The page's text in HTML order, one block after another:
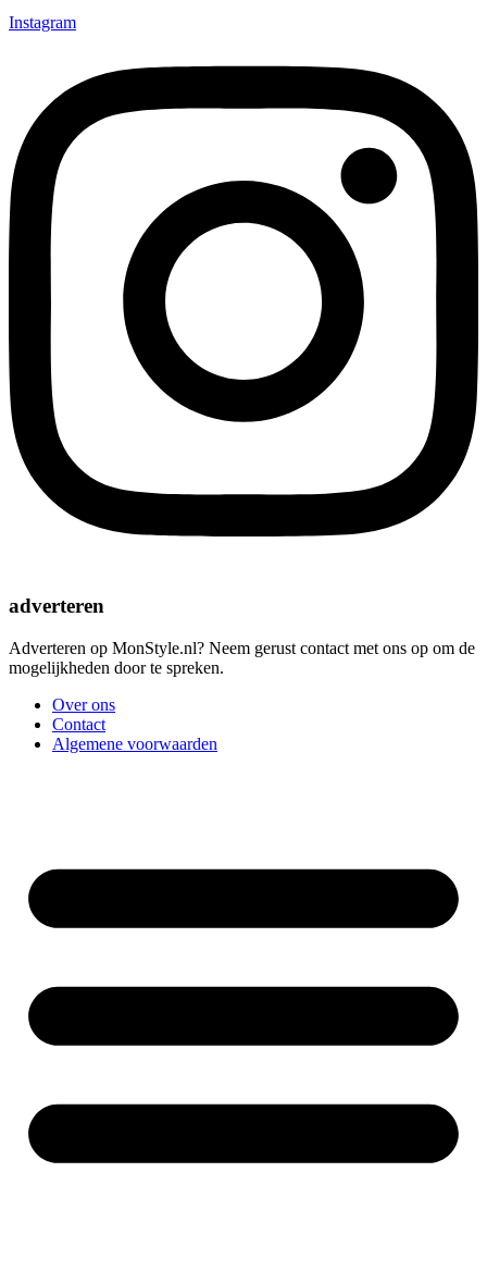
Instagram
adverteren
Adverteren op MonStyle.nl? Neem gerust contact met ons op om de
mogelijkheden door te spreken.
Over ons
Contact
Algemene voorwaarden